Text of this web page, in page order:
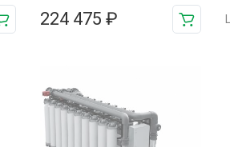
224 475 ₽